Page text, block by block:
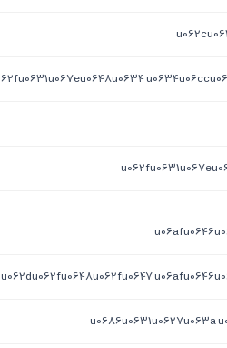
u0686u0631u0627u063a